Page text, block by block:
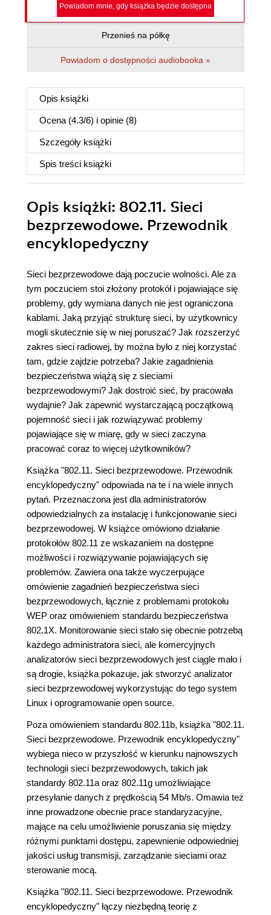
Powiadom mnie, gdy książka będzie dostępna
Przenieś na półkę
Powiadom o dostępności audiobooka »
Opis książki
Ocena (4.3/6) i opinie (8)
Szczegóły książki
Spis treści książki
Opis książki: 802.11. Sieci
bezprzewodowe. Przewodnik
encyklopedyczny
Sieci bezprzewodowe dają poczucie wolności. Ale za
tym poczuciem stoi złożony protokół i pojawiające się
problemy, gdy wymiana danych nie jest ograniczona
kablami. Jaką przyjąć strukturę sieci, by użytkownicy
mogli skutecznie się w niej poruszać? Jak rozszerzyć
zakres sieci radiowej, by można było z niej korzystać
tam, gdzie zajdzie potrzeba? Jakie zagadnienia
bezpieczeństwa wiążą się z sieciami
bezprzewodowymi? Jak dostroić sieć, by pracowała
wydajnie? Jak zapewnić wystarczającą początkową
pojemność sieci i jak rozwiązywać problemy
pojawiające się w miarę, gdy w sieci zaczyna
pracować coraz to więcej użytkowników?
Książka "802.11. Sieci bezprzewodowe. Przewodnik
encyklopedyczny" odpowiada na te i na wiele innych
pytań. Przeznaczona jest dla administratorów
odpowiedzialnych za instalację i funkcjonowanie sieci
bezprzewodowej. W książce omówiono działanie
protokołów 802.11 ze wskazaniem na dostępne
możliwości i rozwiązywanie pojawiających się
problemów. Zawiera ona także wyczerpujące
omówienie zagadnień bezpieczeństwa sieci
bezprzewodowych, łącznie z problemami protokołu
WEP oraz omówieniem standardu bezpieczeństwa
802.1X. Monitorowanie sieci stało się obecnie potrzebą
każdego administratora sieci, ale komercyjnych
analizatorów sieci bezprzewodowych jest ciągle mało i
są drogie, książka pokazuje, jak stworzyć analizator
sieci bezprzewodowej wykorzystując do tego system
Linux i oprogramowanie open source.
Poza omówieniem standardu 802.11b, książka "802.11.
Sieci bezprzewodowe. Przewodnik encyklopedyczny"
wybiega nieco w przyszłość w kierunku najnowszych
technologii sieci bezprzewodowych, takich jak
standardy 802.11a oraz 802.11g umożliwiające
przesyłanie danych z prędkością 54 Mb/s. Omawia też
inne prowadzone obecnie prace standaryzacyjne,
mające na celu umożliwienie poruszania się między
różnymi punktami dostępu, zapewnienie odpowiedniej
jakości usług transmisji, zarządzanie sieciami oraz
sterowanie mocą.
Książka "802.11. Sieci bezprzewodowe. Przewodnik
encyklopedyczny" łączy niezbędną teorię z